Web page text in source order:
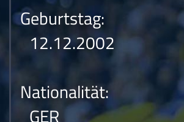
Geburtstag:
12.12.2002
Nationalität:
GER